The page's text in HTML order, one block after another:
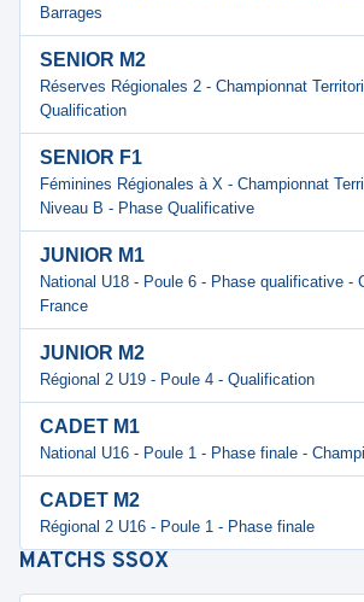
Barrages
SENIOR M2
Réserves Régionales 2 - Championnat
Qualification
SENIOR F1
Féminines Régionales à X - Championnat
Niveau B - Phase Qualificative
JUNIOR M1
National U18 - Poule 6 - Phase qualificative -
France
JUNIOR M2
Régional 2 U19 - Poule 4 - Qualification
CADET M1
National U16 - Poule 1 - Phase finale -
CADET M2
Régional 2 U16 - Poule 1 - Phase finale
MATCHS SSOX